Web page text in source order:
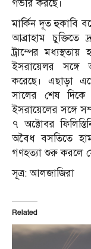
গভীর করছে।
মার্কিন দূত হুকাবি
আব্রাহাম
ট্রাম্পের
ইসরায়েলর সঙ্গে
করেছে। এছাড়া
সালের শেষ
ইসরায়েলের সঙ্গে
৭ অক্টোবর
অবৈধ বসতিতে
গণহত্যা শুরু করলে
সূত্র: আলজাজিরা
Related